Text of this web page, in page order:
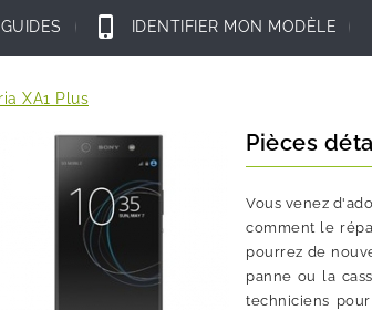
GUIDES phone_iphone IDENTIFIER MON MODÈLE
XA1 Plus
Pièces
Vous venez
comment le
pourrez de
panne ou la
techniciens